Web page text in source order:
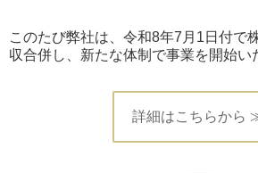
このたび弊社は、令和8年7月1日付で
収合併し、新たな体制で事業を開始い
詳細はこちらから